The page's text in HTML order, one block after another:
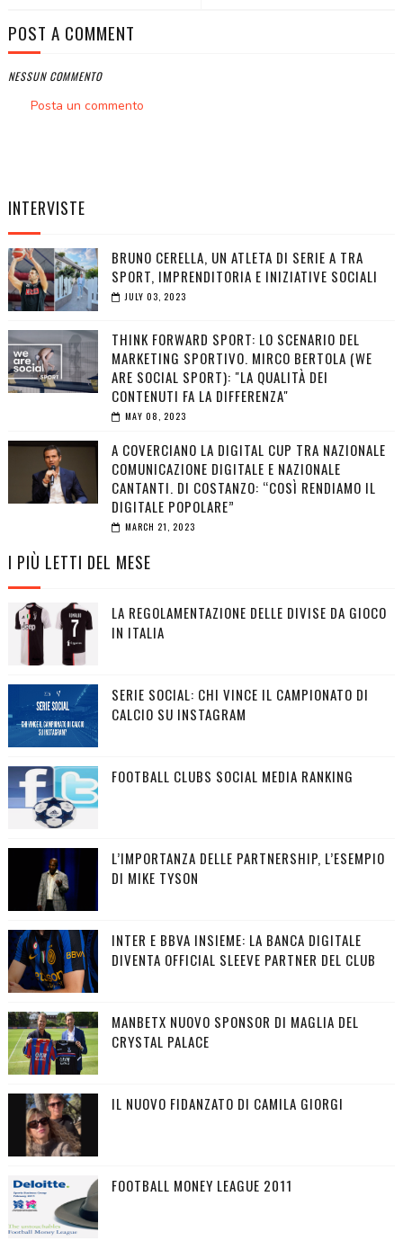
POST A COMMENT
NESSUN COMMENTO
Posta un commento
INTERVISTE
BRUNO CERELLA, UN ATLETA DI SERIE A TRA
SPORT, IMPRENDITORIA E INIZIATIVE SOCIALI
JULY 03, 2023
THINK FORWARD SPORT: LO SCENARIO DEL
MARKETING SPORTIVO. MIRCO BERTOLA (WE
ARE SOCIAL SPORT): "LA QUALITÀ DEI
CONTENUTI FA LA DIFFERENZA"
MAY 08, 2023
A COVERCIANO LA DIGITAL CUP TRA NAZIONALE
COMUNICAZIONE DIGITALE E NAZIONALE
CANTANTI. DI COSTANZO: “COSÌ RENDIAMO IL
DIGITALE POPOLARE”
MARCH 21, 2023
I PIÙ LETTI DEL MESE
LA REGOLAMENTAZIONE DELLE DIVISE DA GIOCO
IN ITALIA
SERIE SOCIAL: CHI VINCE IL CAMPIONATO DI
CALCIO SU INSTAGRAM
FOOTBALL CLUBS SOCIAL MEDIA RANKING
L’IMPORTANZA DELLE PARTNERSHIP, L’ESEMPIO
DI MIKE TYSON
INTER E BBVA INSIEME: LA BANCA DIGITALE
DIVENTA OFFICIAL SLEEVE PARTNER DEL CLUB
MANBETX NUOVO SPONSOR DI MAGLIA DEL
CRYSTAL PALACE
IL NUOVO FIDANZATO DI CAMILA GIORGI
FOOTBALL MONEY LEAGUE 2011